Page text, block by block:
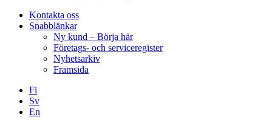
Kontakta oss
Snabblänkar
Ny kund – Börja här
Företags- och serviceregister
Nyhetsarkiv
Framsida
Fi
Sv
En